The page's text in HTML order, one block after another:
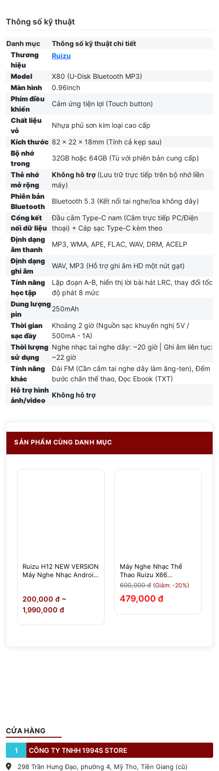
Thông số kỹ thuật
Danh mục
Thông số kỹ thuật chi tiết
Thương
hiệu
Ruizu
Model
X80 (U-Disk Bluetooth MP3)
Màn hình
0.96inch
Phím điều
khiển
Cảm ứng tiện lợi (Touch button)
Chất liệu
vỏ
Nhựa phủ sơn kim loại cao cấp
Kích thước 82 x 22 x 18mm (Tính cả kẹp sau)
Bộ nhớ
trong
32GB hoặc 64GB (Tù với phiên bản cung cấp)
Thẻ nhớ
mở rộng
Không hỗ trợ (Lưu trữ trực tiếp trên bộ nhớ liền
máy)
Phiên bản
Bluetooth
Bluetooth 5.3 (Kết nối tai nghe/loa không dây)
Cổng kết
nối dữ liệu
Đầu cắm Type-C nam (Cắm trực tiếp PC/Điện
thoại) + Cáp sạc Type-C kèm theo
Định dạng
âm thanh
MP3, WMA, APE, FLAC, WAV, DRM, ACELP
Định dạng
ghi âm
WAV, MP3 (Hỗ trợ ghi âm HD một nút gạt)
Tính năng
học tập
Lặp đoạn A-B, hiển thị lời bài hát LRC, thay đổi tốc
độ phát 8 mức
Dung lượng
pin
250mAh
Thời gian
sạc đầy
Khoảng 2 giờ (Nguồn sạc khuyến nghị 5V /
500mA - 1A)
Thời lượng
sử dụng
Nghe nhạc tai nghe dây: ~20 giờ | Ghi âm liên tục:
~22 giờ
Tính năng
khác
Đài FM (Cần cắm tai nghe dây làm ăng-ten), Đếm
bước chân thể thao, Đọc Ebook (TXT)
Hỗ trợ hình
ảnh/video
Không hỗ trợ
SẢN PHẨM CÙNG DANH MỤC
Ruizu H12 NEW VERSION
Máy Nghe Nhạc Android
64GB, Bluetooth 5.2,
Wifi
200,000 đ ~
1,990,000 đ
Máy Nghe Nhạc Thể
Thao Ruizu X66
Bluetooth | Có Kẹp Áo
Tiện Lợi, Siêu Nhẹ 15g
600,000 đ (Giảm: -20%)
479,000 đ
CỬA HÀNG
1 CÔNG TY TNHH 1994S STORE
298 Trần Hưng Đạo, phường 4, Mỹ Tho, Tiền Giang (cũ)